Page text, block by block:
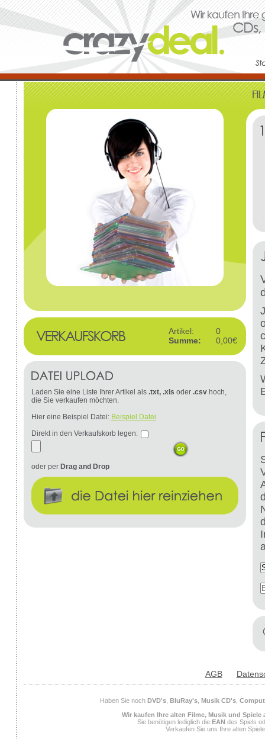
Artikel:
0
Summe:
0,00€
Laden Sie eine Liste Ihrer Artikel als .txt, .xls oder .csv hoch,
die Sie verkaufen möchten.
Hier eine Beispiel Datei: Beispiel Datei
Direkt in den Verkaufskorb legen:
oder per Drag and Drop
AGB
Haben Sie noch DVD's, BluRay's, Musik CD's,
Wir kaufen Ihre alten Filme, Musik und Spiele
Sie benötigen lediglich die EAN des Spiels
Verkaufen Sie uns Ihre alten